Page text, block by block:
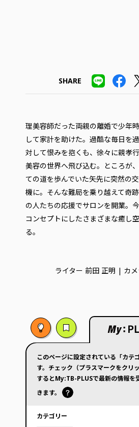
SHARE
理美容師だった両親の離婚で少年
して家計を助けた。過酷な毎日を
対して恨みを抱くも、徐々に親孝
美容の世界へ飛び込む。ところが
ての道を歩んでいた矢先に突然の
機に。そんな難局を乗り越えて奇
の人たちの応援でサロンを開業。
コンセプトにしたさまざまな癒し
る。
ライター 前田 正明 | カ
このページに設定されている「カテ
す。チェック（プラスマークをクリ
するとMy:TB-PLUSで最新の情報を
きます。
カテゴリー